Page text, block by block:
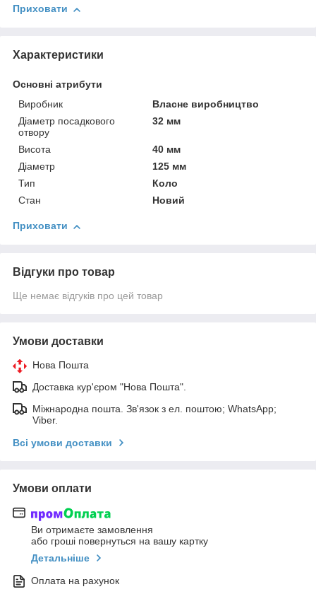
Приховати
Характеристики
Основні атрибути
Виробник
Власне виробництво
Діаметр посадкового
отвору
32 мм
Висота
40 мм
Діаметр
125 мм
Тип
Коло
Стан
Новий
Приховати
Відгуки про товар
Ще немає відгуків про цей товар
Умови доставки
Нова Пошта
Доставка кур'єром "Нова Пошта".
Міжнародна пошта. Зв'язок з ел. поштою; WhatsApp;
Viber.
Всі умови доставки
Умови оплати
Ви отримаєте замовлення
або гроші повернуться на вашу картку
Детальніше
Оплата на рахунок